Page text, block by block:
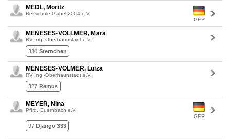
GER
MEDL, Moritz
Reitschule Gabel 2004 e.V.
MENESES-VOLLMER, Mara
RV Ing.-Oberhaunstadt e.V.
330 Sternchen
MENESES-VOLMER, Luiza
RV Ing.-Oberhaunstadt e.V.
327 Remus
GER
MEYER, Nina
Pffrd. Euernbach e.V.
97 Django 333